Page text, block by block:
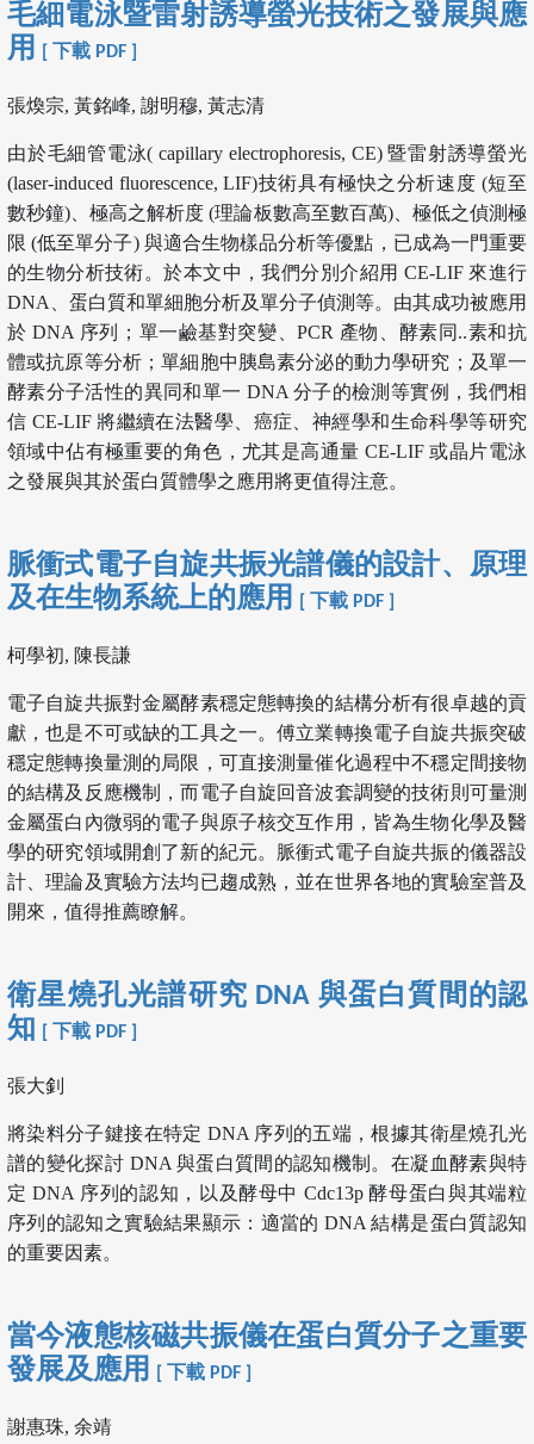
毛細電泳暨雷射誘導螢光技術之發展與應
用
[ 下載 PDF ]
張煥宗, 黃銘峰, 謝明穆, 黃志清
由於毛細管電泳( capillary electrophoresis, CE) 暨雷射誘導螢光
(laser-induced fluorescence, LIF)技術具有極快之分析速度 (短至
數秒鐘)、極高之解析度 (理論板數高至數百萬)、極低之偵測極
限 (低至單分子) 與適合生物樣品分析等優點，已成為一門重要
的生物分析技術。於本文中，我們分別介紹用 CE-LIF 來進行
DNA、蛋白質和單細胞分析及單分子偵測等。由其成功被應用
於 DNA 序列；單一鹼基對突變、PCR 產物、酵素同..素和抗
體或抗原等分析；單細胞中胰島素分泌的動力學研究；及單一
酵素分子活性的異同和單一 DNA 分子的檢測等實例，我們相
信 CE-LIF 將繼續在法醫學、癌症、神經學和生命科學等研究
領域中佔有極重要的角色，尤其是高通量 CE-LIF 或晶片電泳
之發展與其於蛋白質體學之應用將更值得注意。
脈衝式電子自旋共振光譜儀的設計、原理
及在生物系統上的應用
[ 下載 PDF ]
柯學初, 陳長謙
電子自旋共振對金屬酵素穩定態轉換的結構分析有很卓越的貢
獻，也是不可或缺的工具之一。傅立業轉換電子自旋共振突破
穩定態轉換量測的局限，可直接測量催化過程中不穩定間接物
的結構及反應機制，而電子自旋回音波套調變的技術則可量測
金屬蛋白內微弱的電子與原子核交互作用，皆為生物化學及醫
學的研究領域開創了新的紀元。脈衝式電子自旋共振的儀器設
計、理論及實驗方法均已趨成熟，並在世界各地的實驗室普及
開來，值得推薦瞭解。
衛星燒孔光譜研究 DNA 與蛋白質間的認
知
[ 下載 PDF ]
張大釗
將染料分子鍵接在特定 DNA 序列的五端，根據其衛星燒孔光
譜的變化探討 DNA 與蛋白質間的認知機制。在凝血酵素與特
定 DNA 序列的認知，以及酵母中 Cdc13p 酵母蛋白與其端粒
序列的認知之實驗結果顯示：適當的 DNA 結構是蛋白質認知
的重要因素。
當今液態核磁共振儀在蛋白質分子之重要
發展及應用
[ 下載 PDF ]
謝惠珠, 余靖